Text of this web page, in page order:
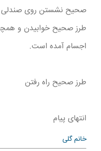
صحیح نشستن روی صندلی
طرز صحیح خوابیدن و
اجسام آمده است.
طرز صحیح راه رفتن
انتهای پیام
خانم گلی